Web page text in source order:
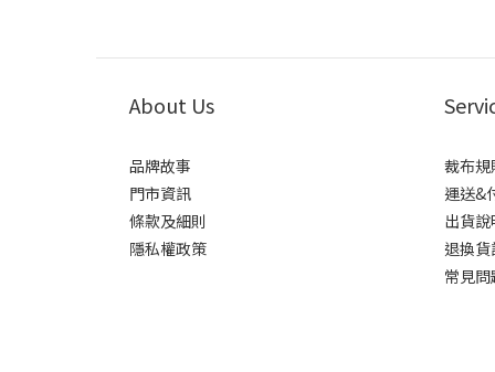
About Us
品牌故事
門市資訊
條款及細則
隱私權政策
裁布規
運送&
出貨說
退換
常見問